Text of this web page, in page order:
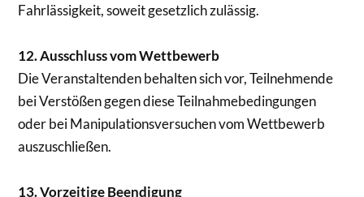
Fahrlässigkeit, soweit gesetzlich zulässig.
12. Ausschluss vom Wettbewerb
Die Veranstaltenden behalten sich vor, Teilnehmende
bei Verstößen gegen diese Teilnahmebedingungen
oder bei Manipulationsversuchen vom Wettbewerb
auszuschließen.
13. Vorzeitige Beendigung